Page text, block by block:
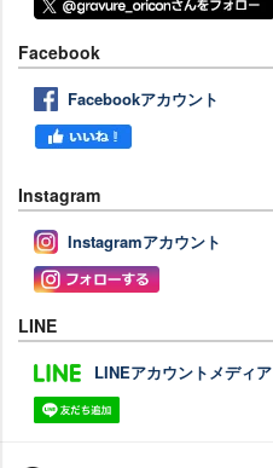
Facebook
Facebookアカウント
Instagram
Instagramアカウント
LINE
LINEアカウントメディア